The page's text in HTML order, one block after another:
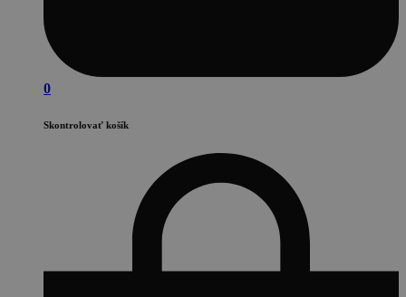
0
Skontrolovať košík